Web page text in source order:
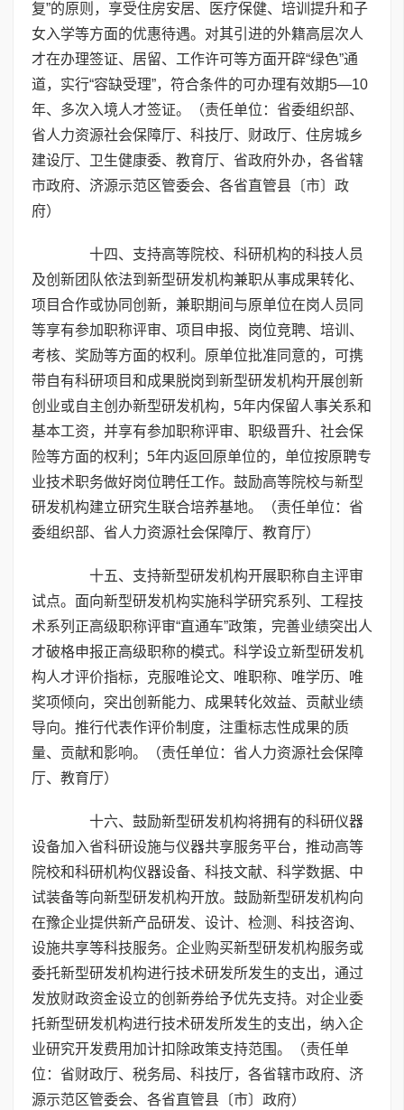
复”的原则，享受住房安居、医疗保健、培训提升和子
女入学等方面的优惠待遇。对其引进的外籍高层次人
才在办理签证、居留、工作许可等方面开辟“绿色”通
道，实行“容缺受理”，符合条件的可办理有效期5—10
年、多次入境人才签证。（责任单位：省委组织部、
省人力资源社会保障厅、科技厅、财政厅、住房城乡
建设厅、卫生健康委、教育厅、省政府外办，各省辖
市政府、济源示范区管委会、各省直管县〔市〕政
府）
十四、支持高等院校、科研机构的科技人员
及创新团队依法到新型研发机构兼职从事成果转化、
项目合作或协同创新，兼职期间与原单位在岗人员同
等享有参加职称评审、项目申报、岗位竞聘、培训、
考核、奖励等方面的权利。原单位批准同意的，可携
带自有科研项目和成果脱岗到新型研发机构开展创新
创业或自主创办新型研发机构，5年内保留人事关系和
基本工资，并享有参加职称评审、职级晋升、社会保
险等方面的权利；5年内返回原单位的，单位按原聘专
业技术职务做好岗位聘任工作。鼓励高等院校与新型
研发机构建立研究生联合培养基地。（责任单位：省
委组织部、省人力资源社会保障厅、教育厅）
十五、支持新型研发机构开展职称自主评审
试点。面向新型研发机构实施科学研究系列、工程技
术系列正高级职称评审“直通车”政策，完善业绩突出人
才破格申报正高级职称的模式。科学设立新型研发机
构人才评价指标，克服唯论文、唯职称、唯学历、唯
奖项倾向，突出创新能力、成果转化效益、贡献业绩
导向。推行代表作评价制度，注重标志性成果的质
量、贡献和影响。（责任单位：省人力资源社会保障
厅、教育厅）
十六、鼓励新型研发机构将拥有的科研仪器
设备加入省科研设施与仪器共享服务平台，推动高等
院校和科研机构仪器设备、科技文献、科学数据、中
试装备等向新型研发机构开放。鼓励新型研发机构向
在豫企业提供新产品研发、设计、检测、科技咨询、
设施共享等科技服务。企业购买新型研发机构服务或
委托新型研发机构进行技术研发所发生的支出，通过
发放财政资金设立的创新券给予优先支持。对企业委
托新型研发机构进行技术研发所发生的支出，纳入企
业研究开发费用加计扣除政策支持范围。（责任单
位：省财政厅、税务局、科技厅，各省辖市政府、济
源示范区管委会、各省直管县〔市〕政府）